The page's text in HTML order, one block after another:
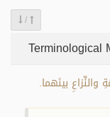
/
Terminological
بينَهما.